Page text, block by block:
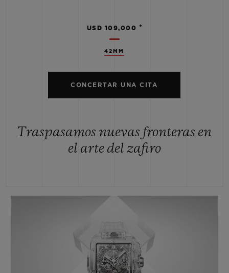
42MM
USD 109,000 •
CONCERTAR UNA CITA
Traspasamos nuevas fronteras en
el arte del zafiro